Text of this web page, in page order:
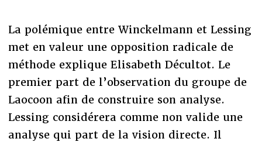
La polémique entre Winckelmann et Lessing
met en valeur une opposition radicale de
méthode explique Elisabeth Décultot. Le
premier part de l’observation du groupe de
Laocoon afin de construire son analyse.
Lessing considérera comme non valide une
analyse qui part de la vision directe. Il